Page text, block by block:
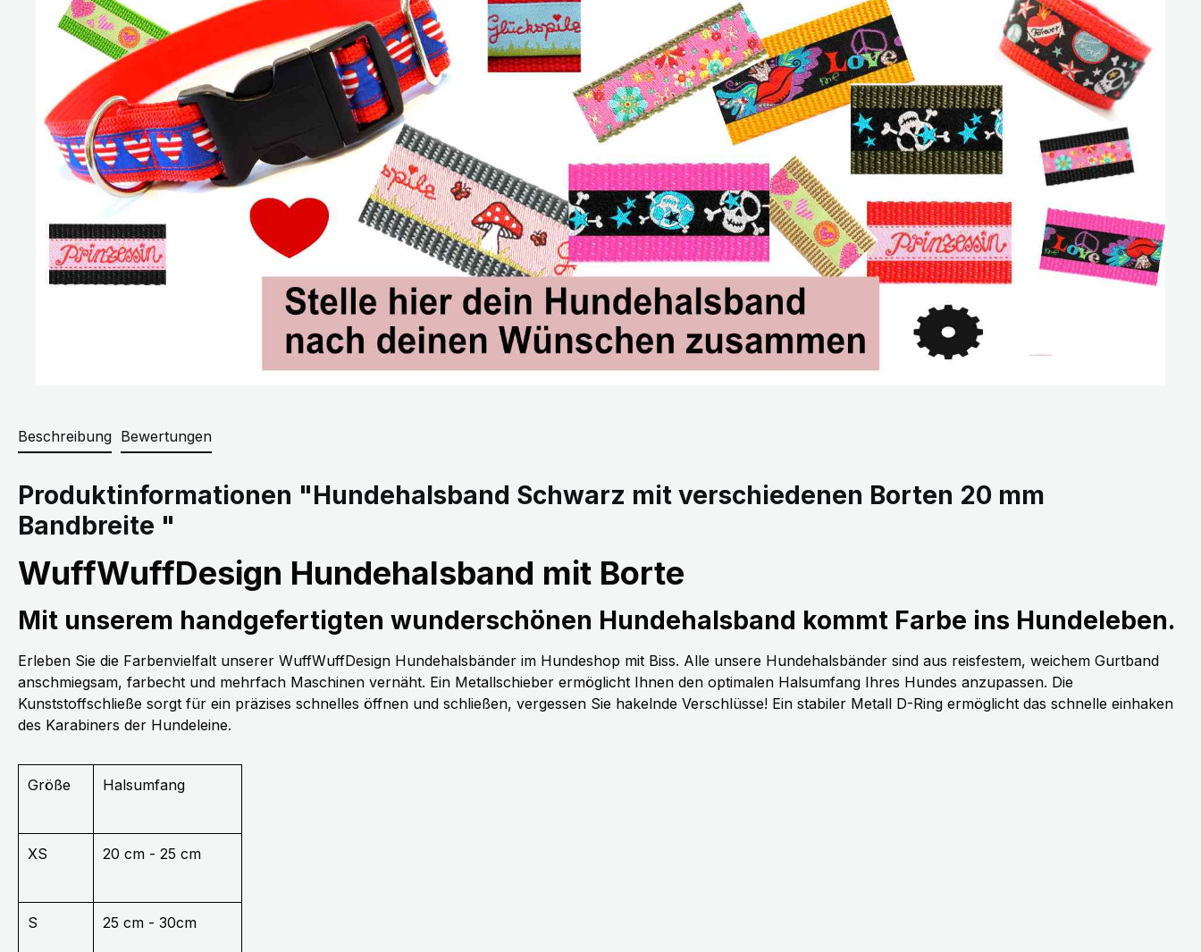
Beschreibung Bewertungen
Produktinformationen "Hundehalsband Schwarz mit verschiedenen Borten 20 mm
Bandbreite "
WuffWuffDesign Hundehalsband mit Borte
Mit unserem handgefertigten wunderschönen Hundehalsband kommt Farbe ins Hundeleben.
Erleben Sie die Farbenvielfalt unserer WuffWuffDesign Hundehalsbänder im Hundeshop mit Biss. Alle unsere Hundehalsbänder sind aus reisfestem, weichem Gurtband
anschmiegsam, farbecht und mehrfach Maschinen vernäht. Ein Metallschieber ermöglicht Ihnen den optimalen Halsumfang Ihres Hundes anzupassen. Die
Kunststoffschließe sorgt für ein präzises schnelles öffnen und schließen, vergessen Sie hakelnde Verschlüsse! Ein stabiler Metall D-Ring ermöglicht das schnelle einhaken
des Karabiners der Hundeleine.
Größe Halsumfang
XS 20 cm - 25 cm
S 25 cm - 30cm